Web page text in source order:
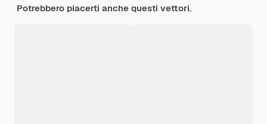
Potrebbero piacerti anche questi vettori.